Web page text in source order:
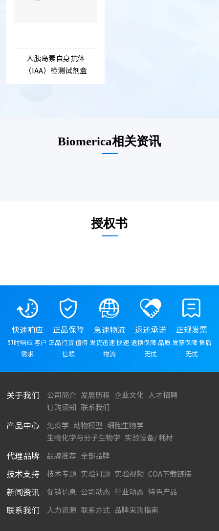
人胰岛素自身抗体
（IAA）检测试剂盒
Biomerica相关资讯
授权书
快速响应
即时响应 客户
需求
正品保障
正品行货 值得
信赖
急速物流
发货迅速 快速
物流
退还承诺
退换保障 品质
无忧
正规发票
发票保障 售后
无忧
关于我们 公司简介 发展历程 企业文化
人才招聘
订购须知
联系我们
产品中心 免疫学 动物模型
细胞生物学
生物化学与分子生物学
实验设备/ 耗材
代理品牌 品牌推荐 全部品牌
技术支持 技术专题 实验问题 实验视频 COA下载链接
新闻资讯 促销信息 公司动态 行业动态 特色产品
联系我们 人力资源 联系方式 品牌采购指南